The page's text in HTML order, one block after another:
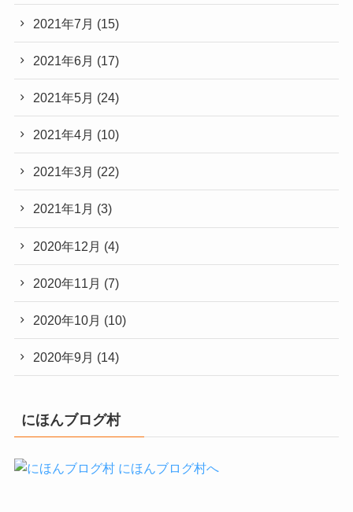
2021年7月 (15)
2021年6月 (17)
2021年5月 (24)
2021年4月 (10)
2021年3月 (22)
2021年1月 (3)
2020年12月 (4)
2020年11月 (7)
2020年10月 (10)
2020年9月 (14)
にほんブログ村